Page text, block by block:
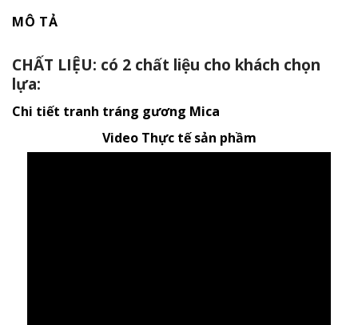
MÔ TẢ
CHẤT LIỆU: có 2 chất liệu cho khách chọn
lựa:
Chi tiết tranh tráng gương Mica
Video Thực tế sản phầm